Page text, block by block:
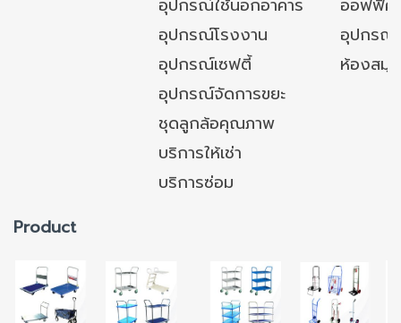
อุปกรณ์ใช้นอกอาคาร
ออฟฟิศ/
อุปกรณ์โรงงาน
อุปกรณ์
อุปกรณ์เซฟตี้
ห้องสมุ
อุปกรณ์จัดการขยะ
ชุดลูกล้อคุณภาพ
บริการให้เช่า
บริการซ่อม
Product